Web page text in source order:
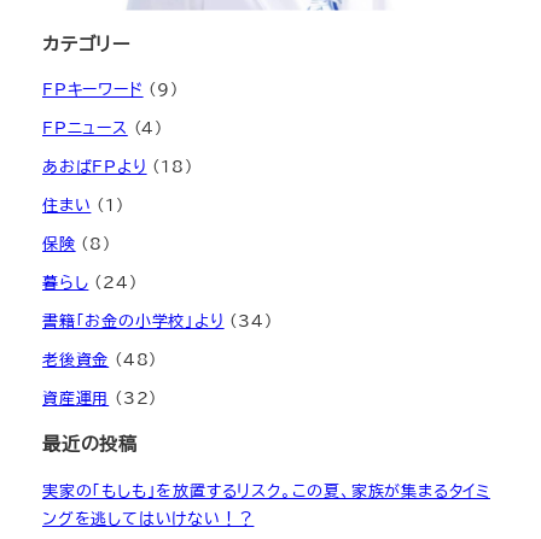
カテゴリー
FPキーワード (9)
FPニュース (4)
あおばFPより (18)
住まい (1)
保険 (8)
暮らし (24)
書籍「お金の小学校」より (34)
老後資金 (48)
資産運用 (32)
最近の投稿
実家の「もしも」を放置するリスク。この夏、家族が集まるタイミ
ングを逃してはいけない！？